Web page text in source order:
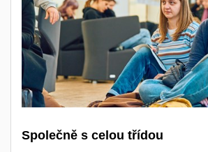
Společně s celou třídou